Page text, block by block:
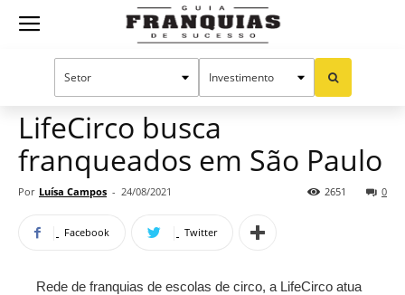
Guia
Mercado de franquias
LifeCirco busca
franqueados em São Paulo
Por Luísa Campos - 24/08/2021 0
2651
Facebook Twitter
Rede de franquias de escolas de circo, a LifeCirco atua